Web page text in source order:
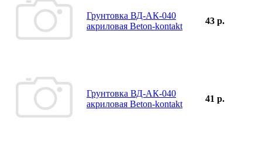
Грунтовка ВД-АК-040
акриловая Beton-kontakt
43 р.
Грунтовка ВД-АК-040
акриловая Beton-kontakt
41 р.